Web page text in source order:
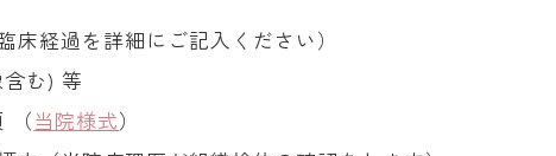
床経過を詳細にご記入ください）
む) 等
（当院様式）